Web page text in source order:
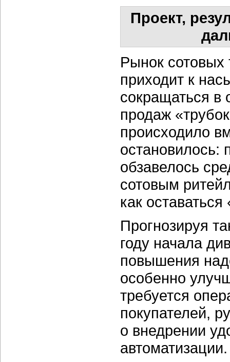
Проект,
Рынок сотовых
приходит к
сокращаться в
продаж
происходило
остановилось:
обзавелось
сотовым
как
Прогнозируя
году начала
повышения
особенно
требуется
покупателей,
о внедрении
автоматизации.